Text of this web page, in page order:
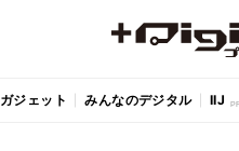
ガジェット みんなのデジタル IIJ